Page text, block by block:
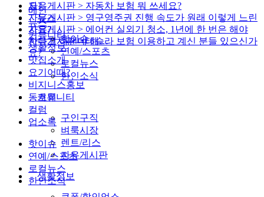
요?
자유게시판 > 자동차 보험 뭐 쓰세요?
자유게시판 > 영구영주권 진행 속도가 원래 이렇게 느린
가요?
자유게시판 > 에어컨 실외기 청소, 1년에 한 번은 해야
한다고 하던데 해…
자유게시판 > 테슬라 보험 이용하고 계신 분들 있으신가
요?
뉴스
핫이슈
연예/스포츠
로컬뉴스
한인소식
커뮤니티
구인구직
벼룩시장
렌트/리스
자유게시판
생활정보
메인
뉴스
커뮤니티
생활정보
맛집소개
요기어때?
비지니스홍보
동호회
컬럼
업소록
핫이슈
연예/스포츠
로컬뉴스
한인소식